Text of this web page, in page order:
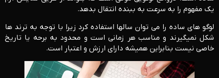
یک مفهوم را به سرعت به ببنده انتقال بدهد.
لوگو های ساده را می توان سالها استفاده کرد زیرا با توجه به ترند ها
شکل نمیگیرند و مناسب هر زمانی است و محدود به برحه یا تاریخ
خاصی نیست بنابراین همیشه دارای ارزش و اعتبار است.